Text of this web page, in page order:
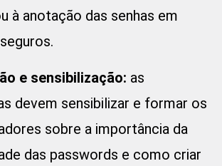
à anotação das senhas em
e sensibilização: as
devem sensibilizar e formar os
sobre a importância da
das passwords e como criar